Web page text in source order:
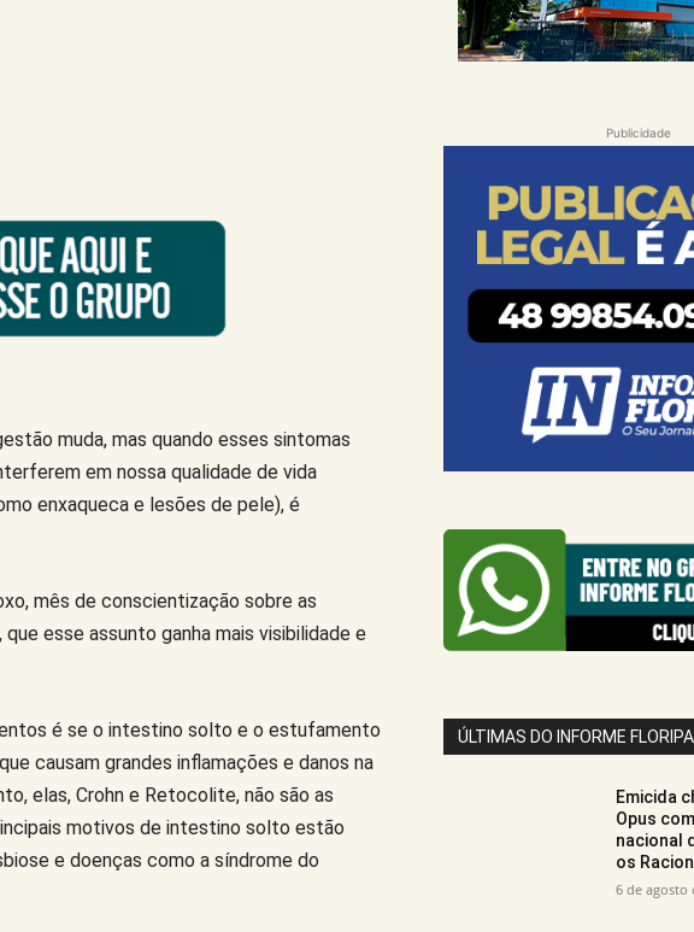
muda, mas quando esses sintomas
em nossa qualidade de vida
enxaqueca e lesões de pele), é
mês de conscientização sobre as
esse assunto ganha mais visibilidade e
é se o intestino solto e o estufamento
causam grandes inflamações e danos na
elas, Crohn e Retocolite, não são as
motivos de intestino solto estão
e doenças como a síndrome do
Publicidade
ÚLTIMAS DO INFORME FLORIPA
Emicida
Opus
nacional
os
6 de agosto